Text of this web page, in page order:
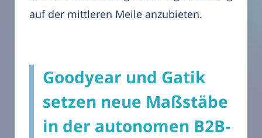
auf der mittleren Meile anzubieten.
Goodyear und Gatik
setzen neue Maßstäbe
in der autonomen B2B-